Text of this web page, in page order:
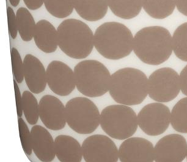
Åpent
0 i
Oslo